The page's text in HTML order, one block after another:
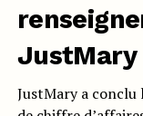
JustMary
JustMary a conclu